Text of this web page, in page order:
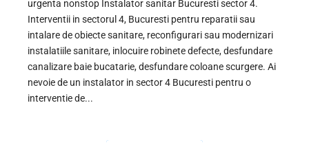
urgenta nonstop Instalator sanitar Bucuresti sector 4.
Interventii in sectorul 4, Bucuresti pentru reparatii sau
intalare de obiecte sanitare, reconfigurari sau modernizari
instalatiile sanitare, inlocuire robinete defecte, desfundare
canalizare baie bucatarie, desfundare coloane scurgere. Ai
nevoie de un instalator in sector 4 Bucuresti pentru o
interventie de...